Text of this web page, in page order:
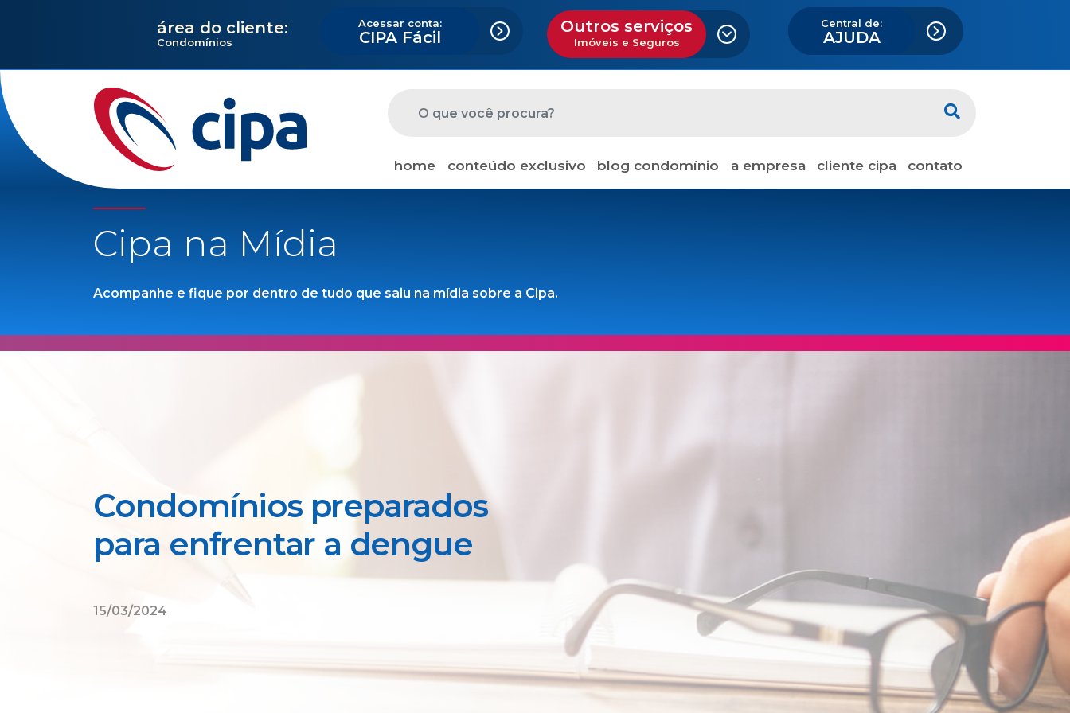
área do cliente:
Condomínios
Acessar conta:
CIPA Fácil
Outros serviços
Imóveis e Seguros
Central de:
AJUDA
home conteúdo exclusivo blog condomínio a empresa cliente cipa contato
Cipa na Mídia
Acompanhe e fique por dentro de tudo que saiu na mídia sobre a Cipa.
Condomínios preparados
para enfrentar a dengue
15/03/2024